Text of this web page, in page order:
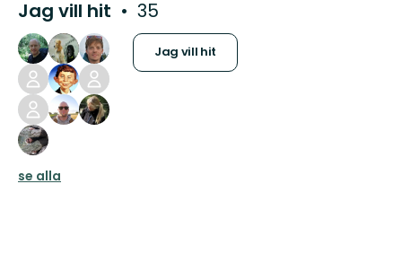
Jag vill hit 35
Jag vill hit
se alla